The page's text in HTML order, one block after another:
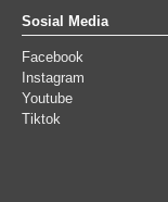
Sosial Media
Facebook
Instagram
Youtube
Tiktok